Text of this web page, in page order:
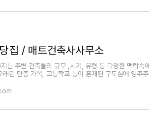
집 / 매트건축사사무소
는 주변 건축물의 규모 ,시기, 유형 등 다양한 맥락속
래된 단층 가옥, 고등학교 등이 혼재된 구도심에 영주